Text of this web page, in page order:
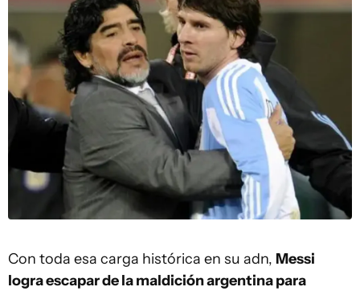
Con toda esa carga histórica en su adn, Messi
logra escapar de la maldición argentina para